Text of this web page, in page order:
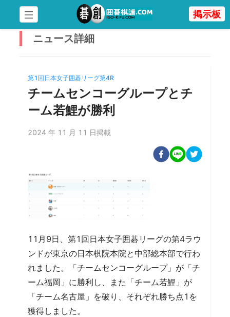
掲示板
ニュース詳細
第1回日本女子囲碁リーグ第4R
チームセンコーグループとチ
ーム若鯉が勝利
2024 年 11 月 11 日掲載
11月9日、第1回日本女子囲碁リーグの第4ラウ
ンドが東京の日本棋院本院と中部総本部で行わ
れました。「チームセンコーグループ」が「チ
ーム福岡」に勝利し、また「チーム若鯉」が
「チーム名古屋」を破り、それぞれ勝ち点1を
獲得しました。